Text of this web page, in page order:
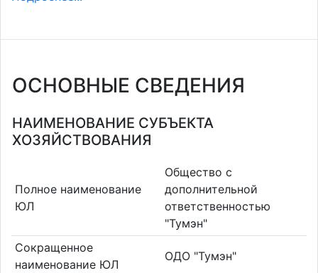
ОСНОВНЫЕ СВЕДЕНИЯ
НАИМЕНОВАНИЕ СУБЪЕКТА
ХОЗЯЙСТВОВАНИЯ
Полное наименование
ЮЛ
Общество с
дополнительной
ответственностью
"Тумэн"
Сокращенное
наименование ЮЛ
ОДО "Тумэн"